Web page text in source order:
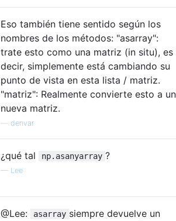
Eso también tiene sentido según los
nombres de los métodos: "asarray":
trate esto como una matriz (in situ), es
decir, simplemente está cambiando su
punto de vista en esta lista / matriz.
"matriz": Realmente convierte esto a
nueva matriz.
denvar
¿qué tal np.asanyarray ?
— Lee
@Lee: asarray siempre devuelve un